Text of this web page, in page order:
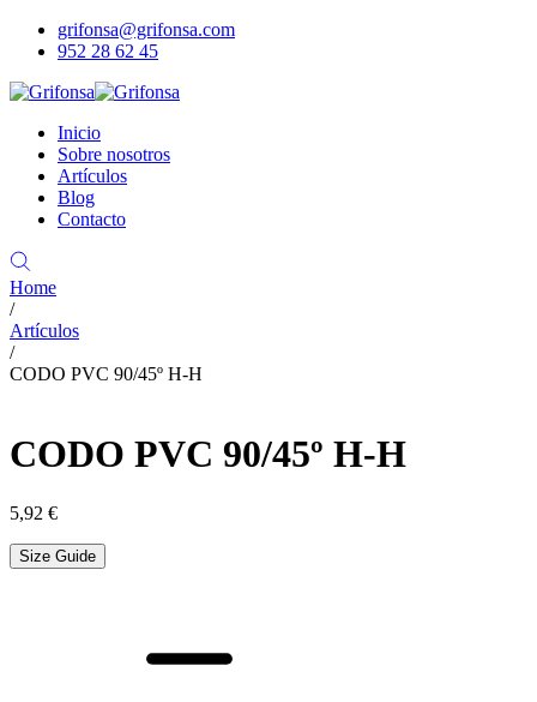
grifonsa@grifonsa.com
952 28 62 45
Inicio
Sobre nosotros
Artículos
Blog
Contacto
Home
/
Artículos
/
CODO PVC 90/45º H-H
CODO PVC 90/45º H-H
5,92 €
Size Guide